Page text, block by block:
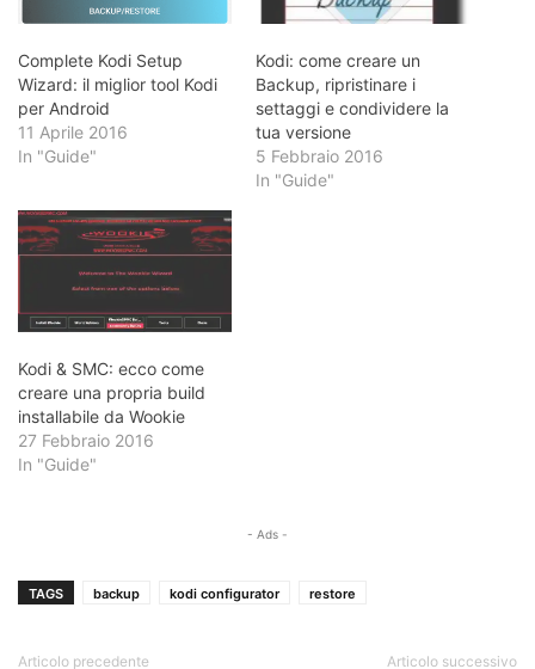
Complete Kodi Setup
Wizard: il miglior tool Kodi
per Android
11 Aprile 2016
In "Guide"
Kodi: come creare un
Backup, ripristinare i
settaggi e condividere la
tua versione
5 Febbraio 2016
In "Guide"
Kodi & SMC: ecco come
creare una propria build
installabile da Wookie
27 Febbraio 2016
In "Guide"
- Ads -
TAGS backup kodi configurator restore
Articolo precedente Articolo successivo